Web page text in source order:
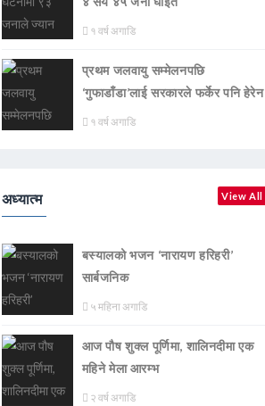
१ वर्ष अगाडि
प्रथम जलवायु सम्मेलनपछि
‘गुफाडाँडा’लाई सरकारले फर्केर पनि हेरेन
१ वर्ष अगाडि
अध्यात्म View All
बस्यालको भजन ‘नारायण हरिहरी’
सार्बजनिक
५ महिना अगाडि
आज पौष शुक्ल पूर्णिमा, शालिनदीमा एक
महिने मेला आरम्भ
२ वर्ष अगाडि